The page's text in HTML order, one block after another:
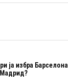
ја избра Барселона